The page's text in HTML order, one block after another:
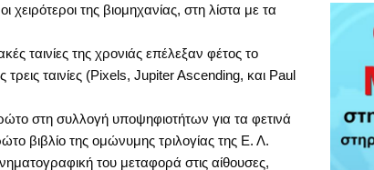
της βιομηχανίας, στη λίστα με τα
ταινίες της χρονιάς επέλεξαν φέτος το
ταινίες (Pixels, Jupiter Ascending, και Paul
στη συλλογή υποψηφιοτήτων για τα φετινά
βιβλίο της ομώνυμης τριλογίας της Ε. Λ.
του μεταφορά στις αίθουσες,